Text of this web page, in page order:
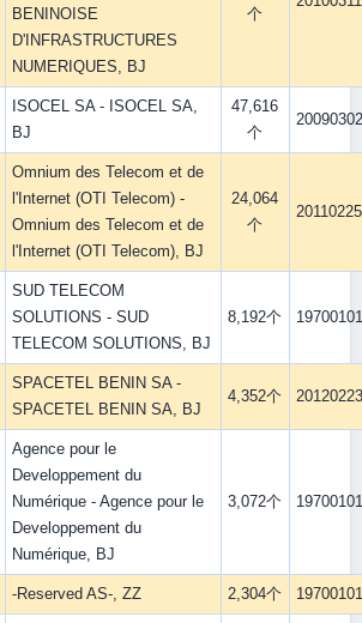
BENINOISE
D'INFRASTRUCTURES
NUMERIQUES, BJ
个
ISOCEL SA - ISOCEL SA,
BJ
47,616
个
20090302
Omnium des Telecom et de
l'Internet (OTI Telecom) -
Omnium des Telecom et de
l'Internet (OTI Telecom), BJ
24,064
个
20110225
SUD TELECOM
SOLUTIONS - SUD
TELECOM SOLUTIONS, BJ
8,192个 19700101
SPACETEL BENIN SA -
SPACETEL BENIN SA, BJ
4,352个 20120223
Agence pour le
Developpement du
Numérique - Agence pour le
Developpement du
Numérique, BJ
3,072个 19700101
-Reserved AS-, ZZ 2,304个 19700101